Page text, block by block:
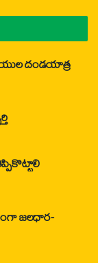
దండయాత్ర
జలధార-